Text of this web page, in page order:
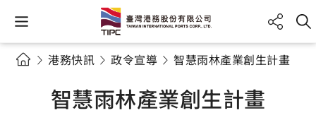
港務快訊 政令宣導 智慧雨林產業創生計畫
智慧雨林產業創生計畫